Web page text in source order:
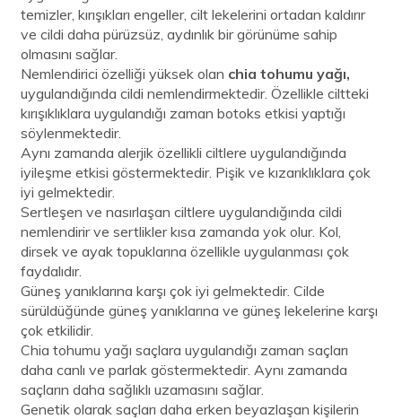
temizler, kırışıkları engeller, cilt lekelerini ortadan kaldırır
ve cildi daha pürüzsüz, aydınlık bir görünüme sahip
olmasını sağlar.
Nemlendirici özelliği yüksek olan chia tohumu yağı,
uygulandığında cildi nemlendirmektedir. Özellikle ciltteki
kırışıklıklara uygulandığı zaman botoks etkisi yaptığı
söylenmektedir.
Aynı zamanda alerjik özellikli ciltlere uygulandığında
iyileşme etkisi göstermektedir. Pişik ve kızarıklıklara çok
iyi gelmektedir.
Sertleşen ve nasırlaşan ciltlere uygulandığında cildi
nemlendirir ve sertlikler kısa zamanda yok olur. Kol,
dirsek ve ayak topuklarına özellikle uygulanması çok
faydalıdır.
Güneş yanıklarına karşı çok iyi gelmektedir. Cilde
sürüldüğünde güneş yanıklarına ve güneş lekelerine karşı
çok etkilidir.
Chia tohumu yağı saçlara uygulandığı zaman saçları
daha canlı ve parlak göstermektedir. Aynı zamanda
saçların daha sağlıklı uzamasını sağlar.
Genetik olarak saçları daha erken beyazlaşan kişilerin